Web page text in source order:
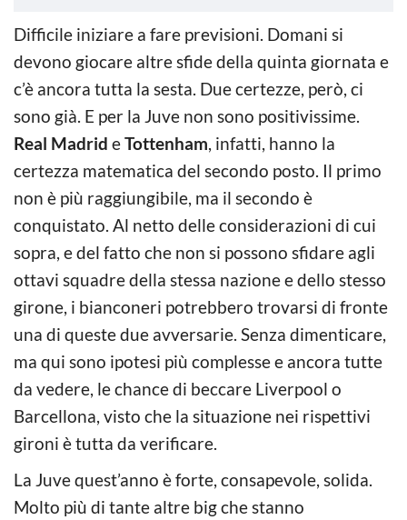
Difficile iniziare a fare previsioni. Domani si
devono giocare altre sfide della quinta giornata e
c’è ancora tutta la sesta. Due certezze, però, ci
sono già. E per la Juve non sono positivissime.
Real Madrid eTottenham, infatti, hanno la
certezza matematica del secondo posto. Il primo
non è più raggiungibile, ma il secondo è
conquistato. Al netto delle considerazioni di cui
sopra, e del fatto che non si possono sfidare agli
ottavi squadre della stessa nazione e dello stesso
girone, i bianconeri potrebbero trovarsi di fronte
una di queste due avversarie. Senza dimenticare,
ma qui sono ipotesi più complesse e ancora tutte
da vedere, le chance di beccare Liverpool o
Barcellona, visto che la situazione nei rispettivi
gironi è tutta da verificare.
La Juve quest’anno è forte, consapevole, solida.
Molto più di tante altre big che stanno